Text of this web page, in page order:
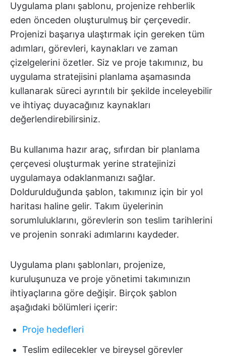
Uygulama planı şablonu, projenize rehberlik
eden önceden oluşturulmuş bir çerçevedir.
Projenizi başarıya ulaştırmak için gereken tüm
adımları, görevleri, kaynakları ve zaman
çizelgelerini özetler. Siz ve proje takımınız, bu
uygulama stratejisini planlama aşamasında
kullanarak süreci ayrıntılı bir şekilde inceleyebilir
ve ihtiyaç duyacağınız kaynakları
değerlendirebilirsiniz.
Bu kullanıma hazır araç, sıfırdan bir planlama
çerçevesi oluşturmak yerine stratejinizi
uygulamaya odaklanmanızı sağlar.
Doldurulduğunda şablon, takımınız için bir yol
haritası haline gelir. Takım üyelerinin
sorumluluklarını, görevlerin son teslim tarihlerini
ve projenin sonraki adımlarını kaydeder.
Uygulama planı şablonları, projenize,
kuruluşunuza ve proje yönetimi takımınızın
ihtiyaçlarına göre değişir. Birçok şablon
aşağıdaki bölümleri içerir:
Proje hedefleri
Teslim edilecekler ve bireysel görevler